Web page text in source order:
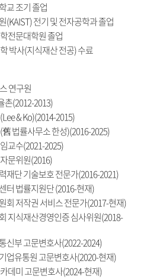
교 조기 졸업
(KAIST) 전기 및 전자공학과 졸업
전문대학원 졸업
박사(지식재산 전공) 수료
연구원
촌(2012-2013)
& Ko)(2014-2015)
법률사무소 한성)(2016-2025)
교수(2021-2025)
문위원(2016)
재단 기술보호 전문가(2016-2021)
터 법률지원단 (2016-현재)
회 저작권 서비스 전문가(2017-현재)
지식재산경영인증 심사위원(2018-
신부 고문변호사(2022-2024)
업유통원 고문변호사(2020-현재)
데미 고문변호사(2024-현재)